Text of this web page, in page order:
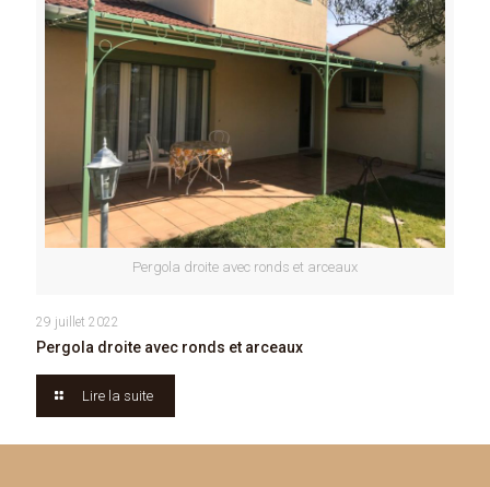
Pergola droite avec ronds et arceaux
29 juillet 2022
Pergola droite avec ronds et arceaux
Lire la suite